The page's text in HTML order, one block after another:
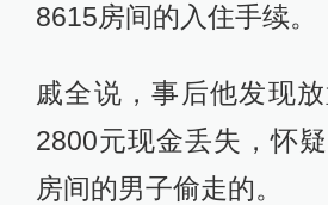
8615房间的入住手续。
戚全说，事后他发现
2800元现金丢失，怀
房间的男子偷走的。